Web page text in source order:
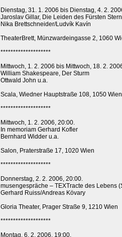
Dienstag, 31. 1. 2006 bis Dienstag, 4. 2.
Jaroslav Gillar, Die Leiden des Fürsten
Nika Brettschneider/Ludvík Kavín
TheaterBrett, Münzwardeingasse 2, 1060
********************
Mittwoch, 1. 2. 2006 bis Mittwoch, 18. 2.
William Shakespeare, Der Sturm
Ottwald John u.a.
Scala, Wiedner Hauptstraße 108, 1050 Wien
********************
Mittwoch, 1. 2. 2006, 20:00.
In memoriam Gerhard Kofler
Bernhard Widder u.a.
Salon, Praterstraße 17, 1020 Wien
********************
Donnerstag, 2. 2. 2006, 20:00.
musengespräche – TEXTracte des Lebens
Gerhard Ruiss/Andreas Kövary
Gloria Theater, Prager Straße 9, 1210 Wien
********************
Montag, 6. 2. 2006, 19:00.